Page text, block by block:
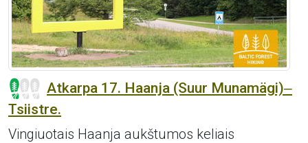
Atkarpa 17. Haanja (Suur Munamägi)‒
Tsiistre.
Vingiuotais Haanja aukštumos keliais